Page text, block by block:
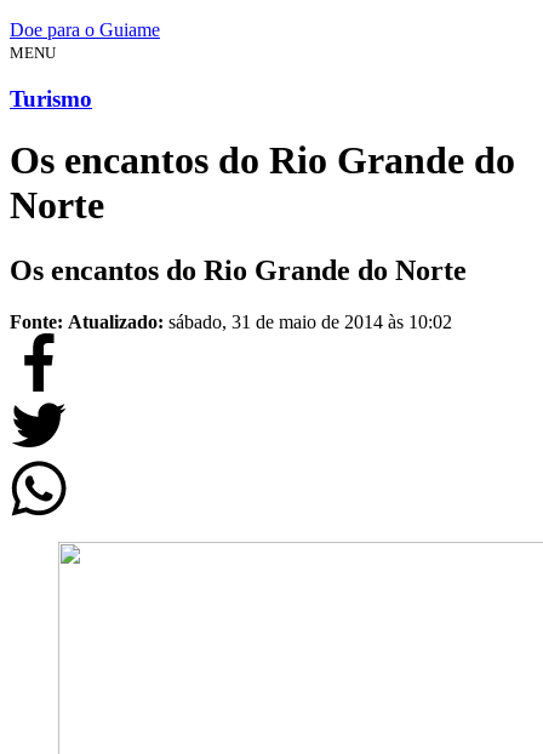
Doe para o Guiame
MENU
Turismo
Os encantos do Rio Grande do
Norte
Os encantos do Rio Grande do Norte
Fonte: Atualizado: sábado, 31 de maio de 2014 às 10:02